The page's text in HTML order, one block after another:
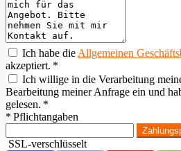
Ich habe die Allgemeinen
akzeptiert. *
Ich willige in die Verarbeitung
Bearbeitung meiner Anfrage ein und
gelesen. *
* Pflichtangaben
SSL-verschlüsselt